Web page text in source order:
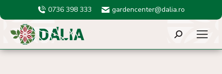
0736 398 333 gardencenter@dalia.ro
Search: